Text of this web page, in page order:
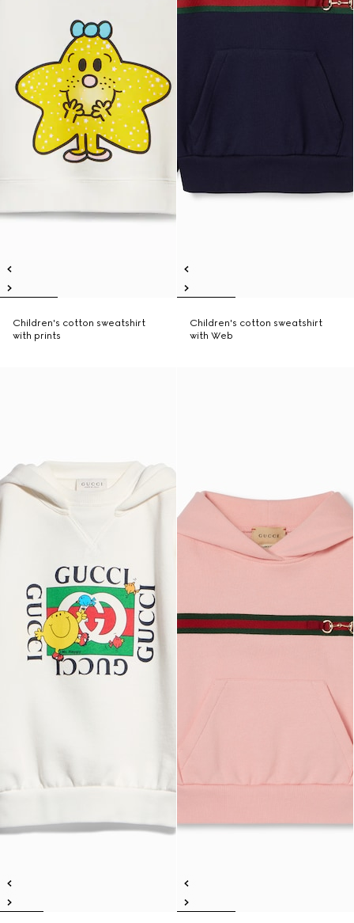
Children's cotton sweatshirt
with prints
Children's cotton sweatshirt
with Web